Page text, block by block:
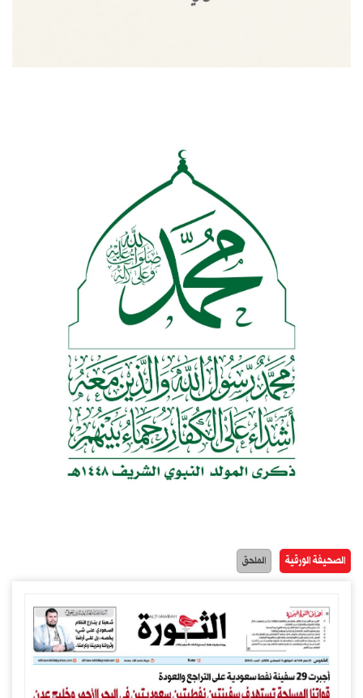
الصحيفة الورقية الملحق